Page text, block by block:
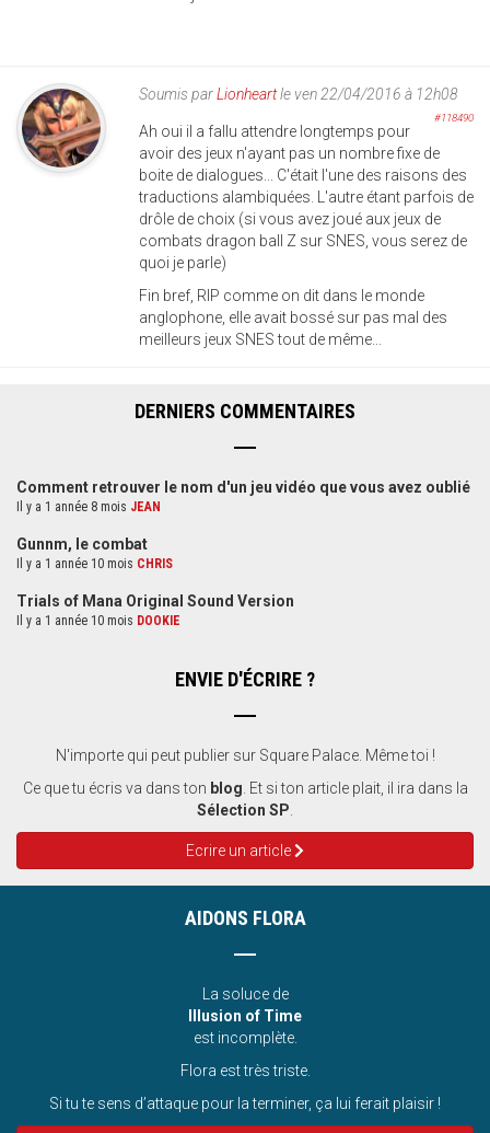
Soumis parLionheartle ven 22/04/2016 à 12h08
#118490
Ah oui il a fallu attendre longtemps pour
avoir des jeux n'ayant pas un nombre fixe de
boite de dialogues... C'était l'une des raisons des
traductions alambiquées. L'autre étant parfois de
drôle de choix (si vous avez joué aux jeux de
combats dragon ball Z sur SNES, vous serez de
quoi je parle)
Fin bref, RIP comme on dit dans le monde
anglophone, elle avait bossé sur pas mal des
meilleurs jeux SNES tout de même...
DERNIERS COMMENTAIRES
Comment retrouver le nom d'un jeu vidéo que vous avez oublié
Il y a 1 année 8 mois JEAN
Gunnm, le combat
Il y a 1 année 10 mois CHRIS
Trials of Mana Original Sound Version
Il y a 1 année 10 mois DOOKIE
ENVIE D'ÉCRIRE ?
N'importe qui peut publier sur Square Palace. Même toi !
Ce que tu écris va dans ton blog . Et si ton article plait, il ira dans la
Sélection SP
Ecrire un article
AIDONS FLORA
La soluce de
Illusion of Time
est incomplète.
Flora est très triste.
Si tu te sens d’attaque pour la terminer, ça lui ferait plaisir !